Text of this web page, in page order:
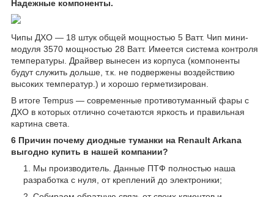
Надежные компоненты.
Чипы ДХО — 18 штук общей мощностью 5 Ватт. Чип мини-
модуля 3570 мощностью 28 Ватт. Имеется система контроля
температуры. Драйвер вынесен из корпуса (компоненты
будут служить дольше, т.к. не подвержены воздействию
высоких температур.) и хорошо герметизирован.
В итоге Tempus — современные противотуманный фары с
ДХО в которых отлично сочетаются яркость и правильная
картина света.
6 Причин почему диодные туманки на Renault Arkana
выгодно купить в нашей компании?
Мы производитель. Данные ПТФ полностью наша
разработка с нуля, от креплений до электроники;